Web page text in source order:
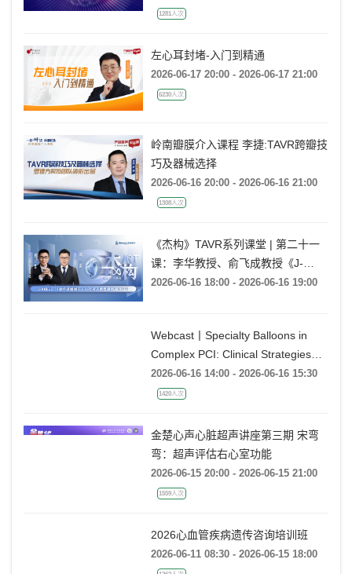
1281人次
左心耳封堵-入门到精通
2026-06-17 20:00 - 2026-06-17 21:00
6230人次
岭南瓣膜介入课程 李捷:TAVR跨瓣技
巧及器械选择
2026-06-16 20:00 - 2026-06-16 21:00
1308人次
《杰构》TAVR系列课堂 | 第二十一
课：李华教授、俞飞成教授《J-
VALVE TF 治疗极度横位心AR：从
2026-06-16 18:00 - 2026-06-16 19:00
Webcast丨Specialty Balloons in
Complex PCI: Clinical Strategies
with BrosMed
2026-06-16 14:00 - 2026-06-16 15:30
1420人次
金楚心声心脏超声讲座第三期 宋弯
弯：超声评估右心室功能
2026-06-15 20:00 - 2026-06-15 21:00
1559人次
2026心血管疾病遗传咨询培训班
2026-06-11 08:30 - 2026-06-15 18:00